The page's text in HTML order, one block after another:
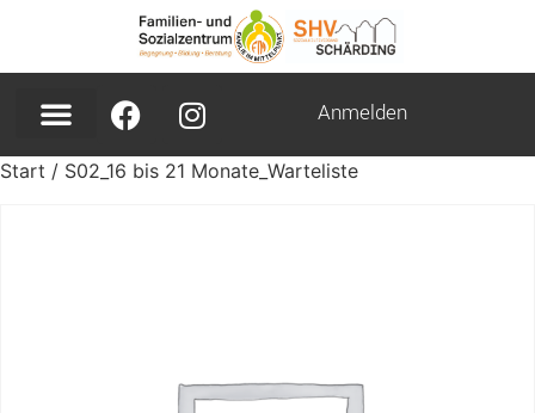
Anmelden
Start / S02_16 bis 21 Monate_Warteliste